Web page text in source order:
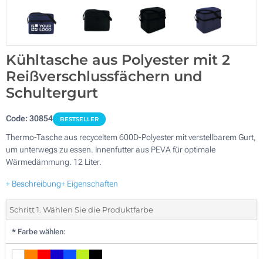
Kühltasche aus Polyester mit 2
Reißverschlussfächern und
Schultergurt
Code:30854 BESTSELLER
Thermo-Tasche aus recyceltem 600D-Polyester mit verstellbarem Gurt,
um unterwegs zu essen. Innenfutter aus PEVA für optimale
Wärmedämmung. 12 Liter.
+ Beschreibung+ Eigenschaften
Schritt 1. Wählen Sie die Produktfarbe
* Farbe wählen: